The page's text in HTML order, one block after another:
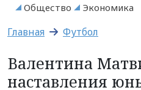
Общество
Экономика
Главная Футбол
Валентина
наставления